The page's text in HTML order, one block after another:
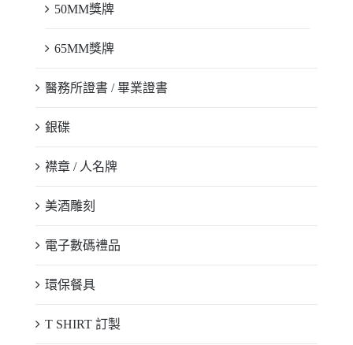
50MM獎牌
65MM獎牌
醫務所證書 / 畢業證書
銀碟
襟章 / 人名牌
美酒雕刻
電子數碼禮品
環保餐具
T SHIRT 訂製